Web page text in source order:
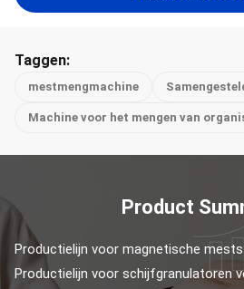
Taggen:
mestmengmachine
Machine voor het mengen van
Product
Productielijn voor magnetische
Productielijn voor schijfgranulatoren